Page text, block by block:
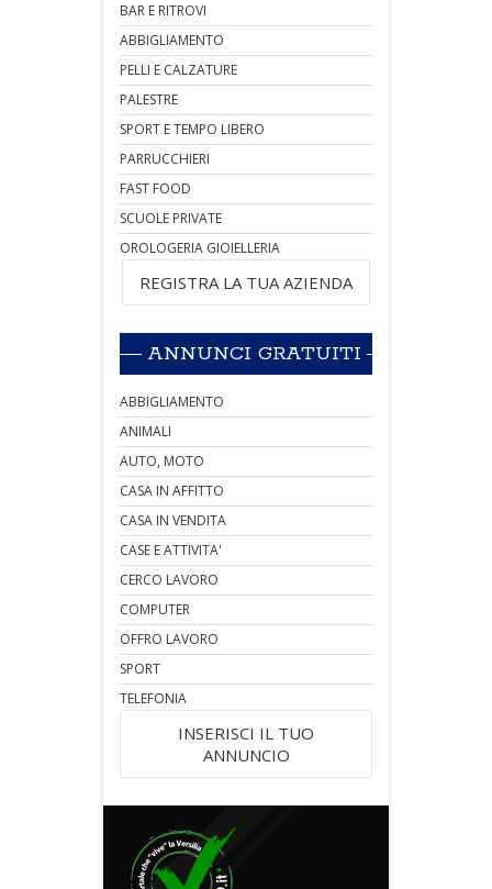
BAR E RITROVI
ABBIGLIAMENTO
PELLI E CALZATURE
PALESTRE
SPORT E TEMPO LIBERO
PARRUCCHIERI
FAST FOOD
SCUOLE PRIVATE
OROLOGERIA GIOIELLERIA
REGISTRA LA TUA AZIENDA
ANNUNCI GRATUITI
ABBIGLIAMENTO
ANIMALI
AUTO, MOTO
CASA IN AFFITTO
CASA IN VENDITA
CASE E ATTIVITA'
CERCO LAVORO
COMPUTER
OFFRO LAVORO
SPORT
TELEFONIA
INSERISCI IL TUO
ANNUNCIO